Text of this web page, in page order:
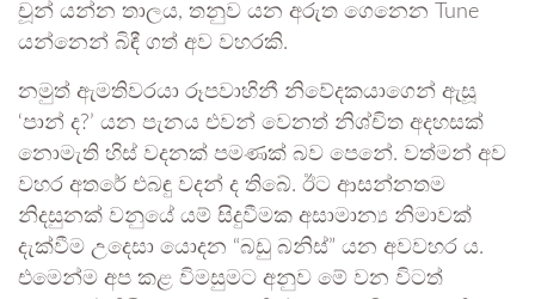
චූන් යන්න තාලය, තනුව යන අරුත ගෙනෙන Tune
යන්නෙන් බිඳී ගත් අව වහරකි.
නමුත් ඇමතිවරයා රූපවාහිනී නිවේදකයාගෙන් ඇසූ
‘පාන් ද?’ යන පැනය එවන් වෙනත් නිශ්චිත අදහසක්
නොමැති හිස් වදනක් පමණක් බව පෙනේ. වත්මන් අව
වහර අතරේ එබඳු වදන් ද තිබේ. ඊට ආසන්නතම
නිදසුනක් වනුයේ යම් සිදුවීමක අසාමාන්‍ය නිමාවක්
දැක්වීම උදෙසා යොදන “බඩු බනිස්” යන අවවහර ය.
එමෙන්ම අප කළ විමසුමට අනුව මේ වන විටත්